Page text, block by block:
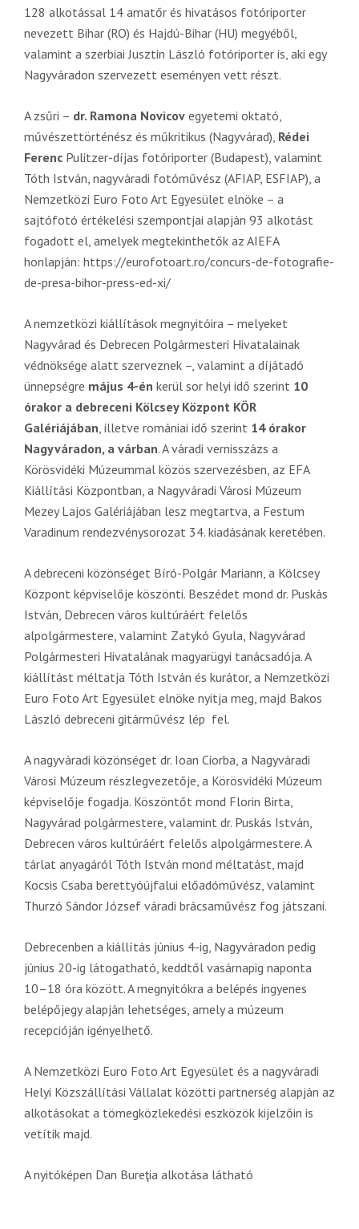
128 alkotással 14 amatőr és hivatásos fotóriporter
nevezett Bihar (RO) és Hajdú-Bihar (HU) megyéből,
valamint a szerbiai Jusztin László fotóriporter is, aki egy
Nagyváradon szervezett eseményen vett részt.
A zsűri – dr. Ramona Novicov egyetemi oktató,
művészettörténész és műkritikus (Nagyvárad), Rédei
Ferenc Pulitzer-díjas fotóriporter (Budapest), valamint
Tóth István, nagyváradi fotóművész (AFIAP, ESFIAP), a
Nemzetközi Euro Foto Art Egyesület elnöke – a
sajtófotó értékelési szempontjai alapján 93 alkotást
fogadott el, amelyek megtekinthetők az AIEFA
honlapján: https://eurofotoart.ro/concurs-de-fotografie-
de-presa-bihor-press-ed-xi/
A nemzetközi kiállítások megnyitóira – melyeket
Nagyvárad és Debrecen Polgármesteri Hivatalainak
védnöksége alatt szerveznek –, valamint a díjátadó
ünnepségre május 4-én kerül sor helyi idő szerint 10
órakor a debreceni Kölcsey Központ KÖR
Galériájában , illetve romániai idő szerint 14 órakor
Nagyváradon, a várban. A váradi vernisszázs a
Körösvidéki Múzeummal közös szervezésben, az EFA
Kiállítási Központban, a Nagyváradi Városi Múzeum
Mezey Lajos Galériájában lesz megtartva, a Festum
Varadinum rendezvénysorozat 34. kiadásának keretében.
A debreceni közönséget Bíró-Polgár Mariann, a Kölcsey
Központ képviselője köszönti. Beszédet mond dr. Puskás
István, Debrecen város kultúráért felelős
alpolgármestere, valamint Zatykó Gyula, Nagyvárad
Polgármesteri Hivatalának magyarügyi tanácsadója. A
kiállítást méltatja Tóth István és kurátor, a Nemzetközi
Euro Foto Art Egyesület elnöke nyitja meg, majd Bakos
László debreceni gitárművész lép fel.
A nagyváradi közönséget dr. Ioan Ciorba, a Nagyváradi
Városi Múzeum részlegvezetője, a Körösvidéki Múzeum
képviselője fogadja. Köszöntőt mond Florin Birta,
Nagyvárad polgármestere, valamint dr. Puskás István,
Debrecen város kultúráért felelős alpolgármestere. A
tárlat anyagáról Tóth István mond méltatást, majd
Kocsis Csaba berettyóújfalui előadóművész, valamint
Thurzó Sándor József váradi brácsaművész fog játszani.
Debrecenben a kiállítás június 4-ig, Nagyváradon pedig
június 20-ig látogatható, keddtől vasárnapig naponta
10–18 óra között. A megnyitókra a belépés ingyenes
belépőjegy alapján lehetséges, amely a múzeum
recepcióján igényelhető.
A Nemzetközi Euro Foto Art Egyesület és a nagyváradi
Helyi Közszállítási Vállalat közötti partnerség alapján az
alkotásokat a tömegközlekedési eszközök kijelzőin is
vetítik majd.
A nyitóképen Dan Bureţia alkotása látható